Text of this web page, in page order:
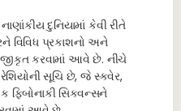
દુનિયામાં કેવી રીતે
વિવિધ પ્રકાશનો અને
કરવામાં આવે છે. નીચે
રેશિયોની સૂચિ છે, જે સ્ક્વેર,
ફિબોનાકી સિક્વન્સને